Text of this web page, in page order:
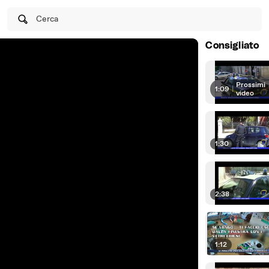
Cerca
Consigliato
1:09 | Prossimi
video
1:30
2:38
1:12